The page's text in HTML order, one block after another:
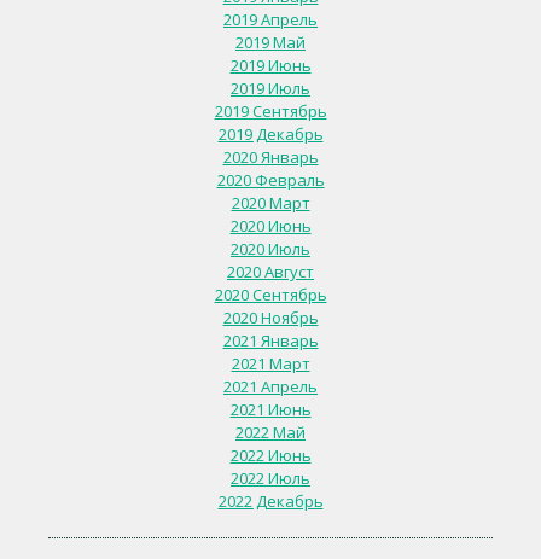
2019 Апрель
2019 Май
2019 Июнь
2019 Июль
2019 Сентябрь
2019 Декабрь
2020 Январь
2020 Февраль
2020 Март
2020 Июнь
2020 Июль
2020 Август
2020 Сентябрь
2020 Ноябрь
2021 Январь
2021 Март
2021 Апрель
2021 Июнь
2022 Май
2022 Июнь
2022 Июль
2022 Декабрь